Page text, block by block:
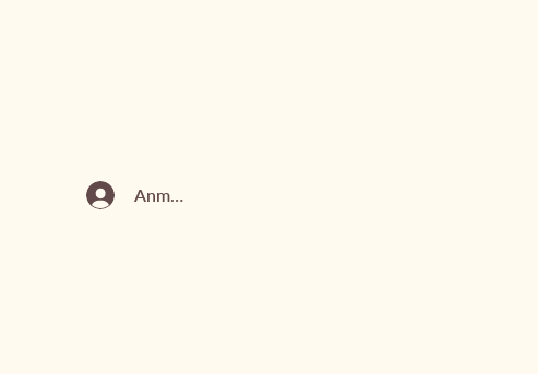
Anmelden